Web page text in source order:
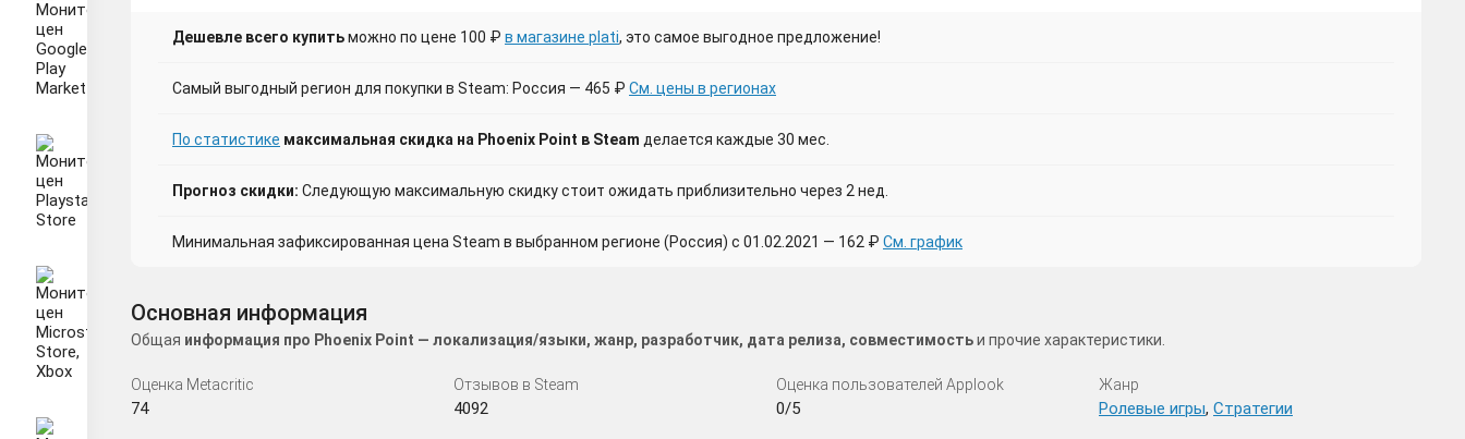
Дешевле всего купитьможно по цене 100 ₽ в магазине plati, это самое выгодное предложение!
Самый выгодный регион для покупки в Steam: Россия — 465 ₽ См. цены в регионах
По статистике максимальная скидка на Phoenix Point в Steam делается каждые 30 мес.
Прогноз скидки: Следующую максимальную скидку стоит ожидать приблизительно через 2 нед.
Минимальная зафиксированная цена Steam в выбранном регионе (Россия) с 01.02.2021 — 162 ₽ См. график
Основная информация
Общая информация про Phoenix Point — локализация/языки, жанр, разработчик, дата релиза, совместимостьи прочие характеристики.
Оценка Metacritic
74
Отзывов в Steam
4092
Оценка пользователей Applook
0/5
Жанр
Ролевые игры, Стратегии